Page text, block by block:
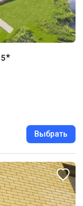
5★
Выбрать